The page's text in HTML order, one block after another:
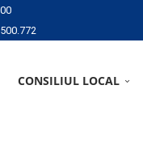
CONSILIUL LOCAL